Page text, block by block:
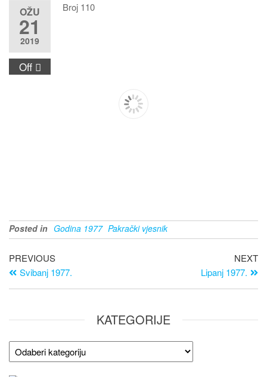
OŽU
21
2019
Off
Broj 110
Posted in Godina 1977 Pakrački vjesnik
PREVIOUS
Svibanj 1977.
NEXT
Lipanj 1977.
KATEGORIJE